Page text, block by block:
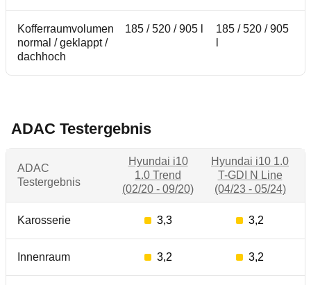
Kofferraumvolumen
normal / geklappt /
dachhoch
185 / 520 / 905 l
185 / 520 / 905
ADAC Testergebnis
ADAC
Testergebnis
Hyundai i10
1.0 Trend
(02/20 - 09/20)
Hyundai i10 1.0
T-GDI N Line
(04/23 - 05/24)
Karosserie 3,3 3,2
Innenraum 3,2 3,2